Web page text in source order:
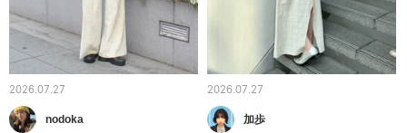
2026.07.27
nodoka
2026.07.27
加歩